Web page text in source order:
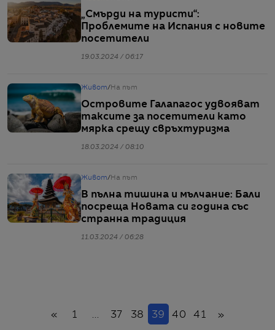
„Смърди на туристи“:
Проблемите на Испания с новите
посетители
19.03.2024 / 06:17
Живот/ На път
Островите Галапагос удвояват
таксите за посетители като
мярка срещу свръхтуризма
18.03.2024 / 08:10
Живот/ На път
В пълна тишина и мълчание: Бали
посреща Новата си година със
странна традиция
11.03.2024 / 06:28
«Назад
1 ... 37 38 39 (настоящ)
40 41 »Напред